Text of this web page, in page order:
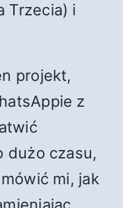
Trzecia) i
projekt,
z
dużo czasu,
mi, jak